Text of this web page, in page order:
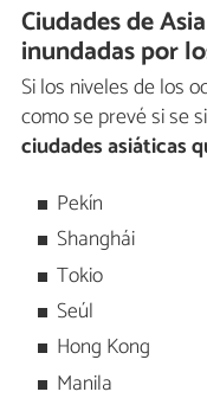
Ciudades de
inundadas por
Si los niveles de los
como se prevé si se
ciudades asiáticas
Pekín
Shanghái
Tokio
Seúl
Hong Kong
Manila